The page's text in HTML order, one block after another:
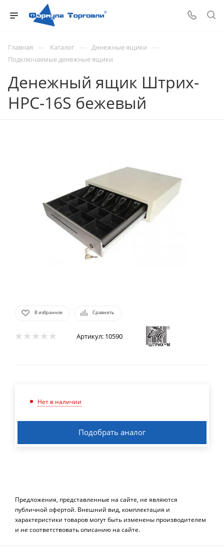
Главная — Каталог — Денежные ящики —
Подключаемые денежные ящики
Денежный ящик Штрих-
HPC-16S бежевый
В избранное Сравнить
Артикул: 10590
Нет в наличии
Подобрать аналог
Предложения, представленные на сайте, не являются
публичной офертой. Внешний вид, комплектация и
характеристики товаров могут быть изменены производителем
и не соответствовать описанию на сайте.